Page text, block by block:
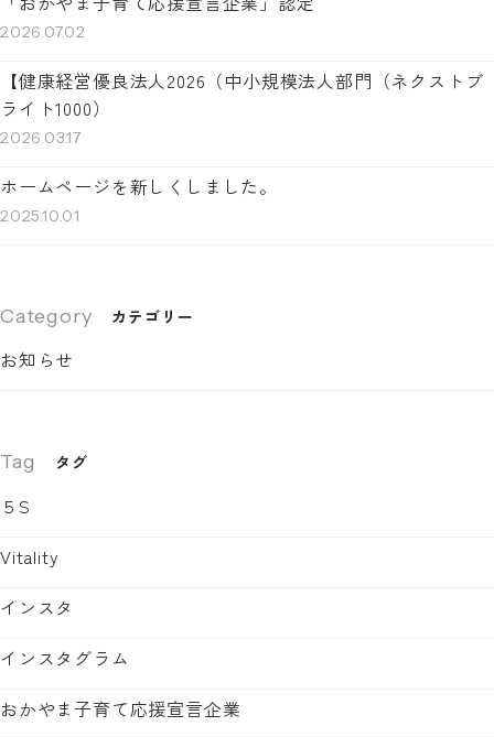
2026.07.02
【健康経営優良法人2026（中小規模法人部門（ネクストブ
ライト1000）
2026.03.17
ホームページを新しくしました。
2025.10.01
Category カテゴリー
お知らせ
Tag タグ
５S
Vitality
インスタ
インスタグラム
おかやま子育て応援宣言企業